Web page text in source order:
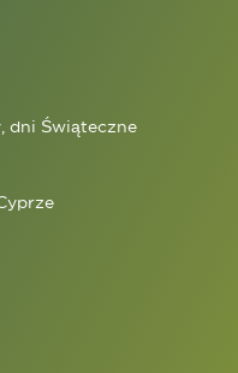
dni Świąteczne